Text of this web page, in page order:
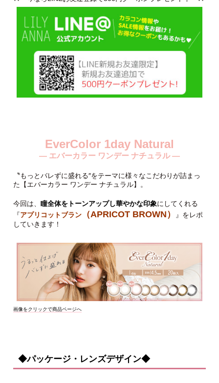
EverColor 1day Natural
— エバーカラー ワンデー ナチュラル —
〝もっとバレずに盛れる″をテーマに様々なこだわりが詰まっ
た【エバーカラー ワンデー ナチュラル】。
今回は、 瞳全体をトーンアップし華やかな印象にしてくれる
『アプリコットブラン（APRICOT BROWN）
』をレポ
していきます！
画像をクリックで商品ページへ
◆パッケージ・レンズデザイン◆